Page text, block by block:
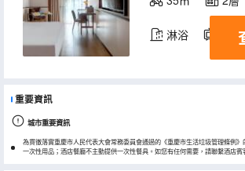
淋浴 電
重要資訊
城市重要資訊
為貫徹落實重慶市人民代表大會常務委員會通過的《重慶市生活垃圾管理條例
一次性用品；酒店餐廳不主動提供一次性餐具。如您有任何需要，請聯繫酒店賓